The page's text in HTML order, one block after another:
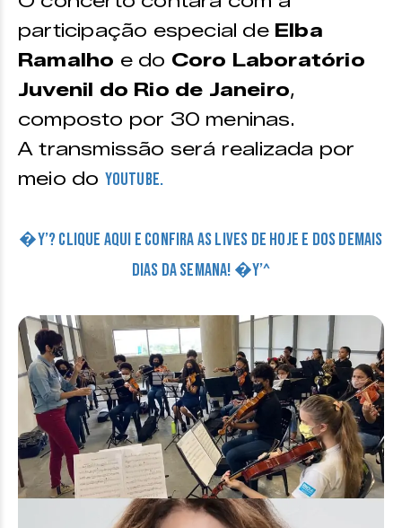
participação especial de Elba
Ramalho e do Coro Laboratório
Juvenil do Rio de Janeiro,
composto por 30 meninas.
A transmissão será realizada por
meio do Youtube.
�Y’? CLIQUE AQUI E CONFIRA AS LIVES DE HOJE E DOS DEMAIS
DIAS DA SEMANA! �Y’^